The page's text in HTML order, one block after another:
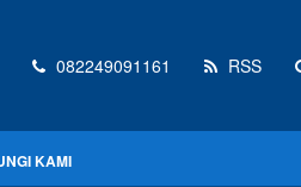
082249091161 RSS
KAMI